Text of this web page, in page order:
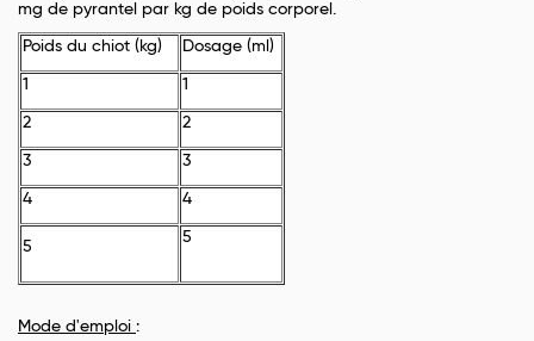
mg de pyrantel par kg de poids corporel.
Poids du chiot (kg) Dosage (ml)
1 1
2 2
3 3
4 4
5
5
Mode d'emploi :